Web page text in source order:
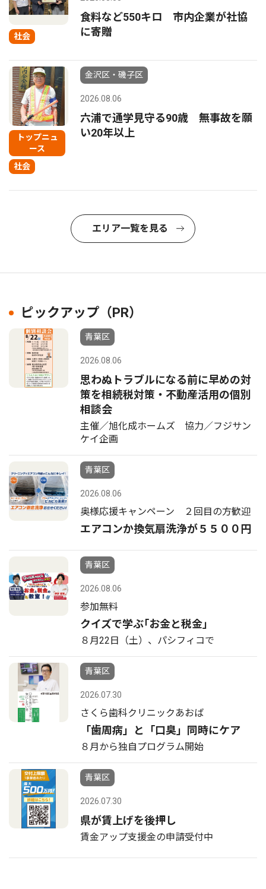
社会
食料など550キロ 市内企業が社協
に寄贈
トップニュ
ース
社会
金沢区・磯子区
2026.08.06
六浦で通学見守る90歳 無事故を願
い20年以上
エリア一覧を見る
ピックアップ（PR）
青葉区
2026.08.06
思わぬトラブルになる前に早めの対
策を相続税対策・不動産活用の個別
相談会
主催／旭化成ホームズ 協力／フジサン
ケイ企画
青葉区
2026.08.06
奥様応援キャンペーン ２回目の方歓迎
エアコンか換気扇洗浄が５５００円
青葉区
2026.08.06
参加無料
クイズで学ぶ｢お金と税金｣
８月22日（土）、パシフィコで
青葉区
2026.07.30
さくら歯科クリニックあおば
「歯周病」と「口臭」同時にケア
８月から独自プログラム開始
青葉区
2026.07.30
県が賃上げを後押し
賃金アップ支援金の申請受付中